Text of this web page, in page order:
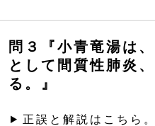
問３『小青竜湯は
として間質性肺炎
る。』
正誤と解説はこちら。